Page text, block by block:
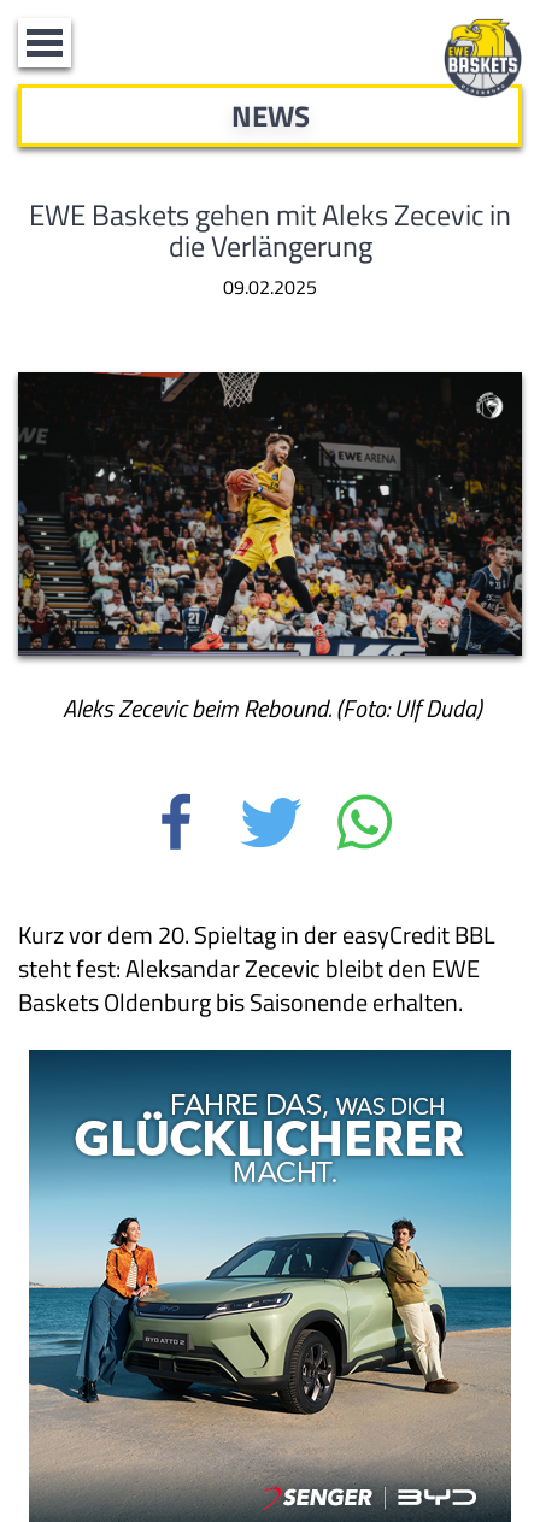
Toggle
navigation
NEWS
EWE Baskets gehen mit Aleks Zecevic in
die Verlängerung
09.02.2025
Aleks Zecevic beim Rebound. (Foto: Ulf Duda)
Kurz vor dem 20. Spieltag in der easyCredit BBL
steht fest: Aleksandar Zecevic bleibt den EWE
Baskets Oldenburg bis Saisonende erhalten.